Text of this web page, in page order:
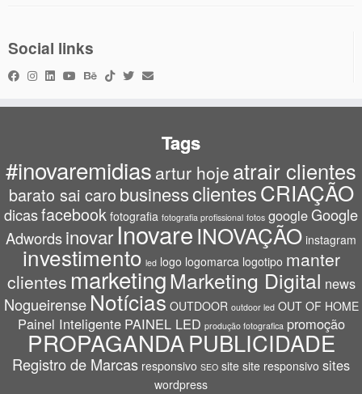
Social links
Tags
#inovaremidias artur hoje atrair clientes
barato sai caro businessclientesCRIAÇÃO
dicasfacebook fotografia fotografia profissional fotos google Google
Adwordsinovar InovareINOVAÇÃO instagram
investimento led logo logomarca logotipo manter
clientes marketingMarketing Digital news
Nogueirense Notícias OUTDOOR outdoor led OUT OF HOME
Painel Inteligente PAINEL LED produção fotografica promoção
PROPAGANDAPUBLICIDADE
Registro de Marcas responsivo SEO site site responsivo sites
wordpress